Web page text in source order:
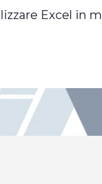
Excel in